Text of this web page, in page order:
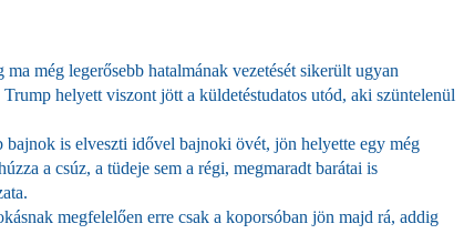
még legerősebb hatalmának vezetését sikerült ugyan
helyett viszont jött a küldetéstudatos utód, aki szüntelenül
is elveszti idővel bajnoki övét, jön helyette egy még
a csúz, a tüdeje sem a régi, megmaradt barátai is
megfelelően erre csak a koporsóban jön majd rá, addig